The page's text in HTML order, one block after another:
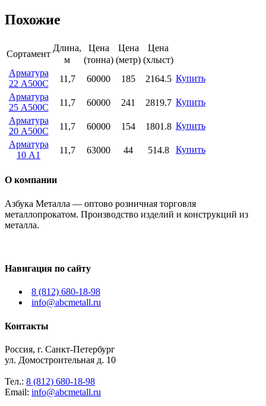
Похожие
Сортамент
Длина,
м
Цена
(тонна)
Цена
(метр)
Цена
(хлыст)
Арматура
22 А500С
11,7 60000 185 2164.5 Купить
Арматура
25 А500С
11,7 60000 241 2819.7 Купить
Арматура
20 А500С
11,7 60000 154 1801.8 Купить
Арматура
10 А1
11,7 63000 44 514.8 Купить
О компании
Азбука Металла — оптово розничная торговля
металлопрокатом. Производство изделий и конструкций из
металла.
Навигация по сайту
8 (812) 680-18-98
info@abcmetall.ru
Контакты
Россия, г. Санкт-Петербург
ул. Домостроительная д. 10
Тел.: 8 (812) 680-18-98
Email: info@abcmetall.ru